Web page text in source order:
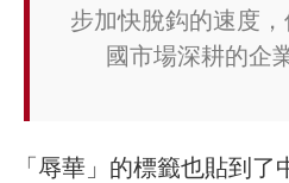
步加快脫鈎的速度
國市場深耕的企
「辱華」的標籤也貼到